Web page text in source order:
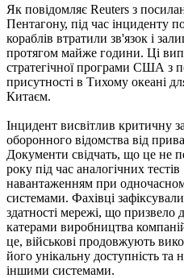
Як повідомляє Reuters з
Пентагону, під час інциденту
кораблів втратили зв'язок і
протягом майже години. Ці
стратегічної програми США з
присутності в Тихому океані
Китаєм.
Інцидент висвітлив критичну
оборонного відомства від
Документи свідчать, що це не
року під час аналогічних
навантаженням при
системами. Фахівці
здатності мережі, що призвело
катерами виробництва
це, військові продовжують
його унікальну доступність та
іншими системами.